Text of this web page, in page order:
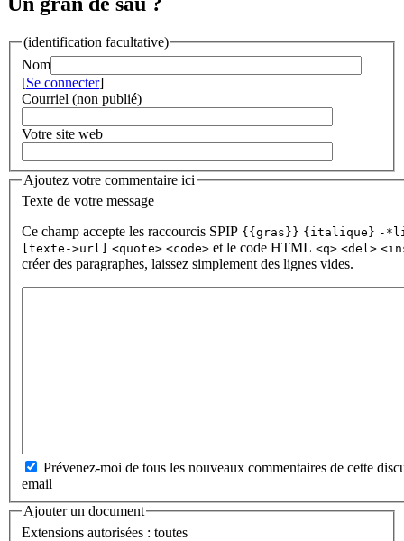
(identification facultative)
Nom
[Se connecter]
Courriel (non publié)
Votre site web
Ajoutez votre commentaire ici
Texte de votre message
Ce champ accepte les raccourcis SPIP {{gras}} {italique} -
[texte->url]
<quote> <code> et le code HTML <q> <del>
créer des paragraphes, laissez simplement des lignes vides.
Prévenez-moi de tous les nouveaux commentaires de cette
email
Ajouter un document
Extensions autorisées : toutes